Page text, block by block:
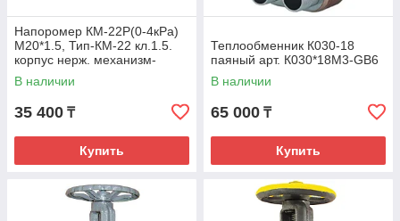
Напоромер КМ-22Р(0-4кРа)
М20*1.5, Тип-КМ-22 кл.1.5.
корпус нерж. механизм-
мд.сплав, чувствит.элемент
В наличии
35 400 ₸
Купить
Теплообменник К030-18
паяный арт. К030*18М3-GB6
В наличии
65 000 ₸
Купить